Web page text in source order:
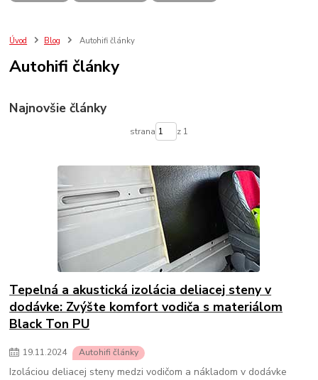
Úvod Blog Autohifi články
Autohifi články
Najnovšie články
strana z 1
Tepelná a akustická izolácia deliacej steny v
dodávke: Zvýšte komfort vodiča s materiálom
Black Ton PU
19.11.2024 Autohifi články
Izoláciou deliacej steny medzi vodičom a nákladom v dodávke